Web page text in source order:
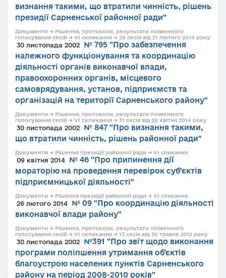
визнання такими, що втратили чинність, рішень
президії Сарненської районної ради"
Документи → Рішення, протоколи, результати поіменного
голосування сесій → VI скликання → 28 сесія від 21 лютого 2014 року
30 листопада 2002
№ 795 "Про забезпечення
належного функціонування та координацію
діяльності органів виконавчої влади,
правоохоронних органів, місцевого
самоврядування, установ, підприємств та
організацій на території Сарненського району"
Документи → Рішення, протоколи, результати поіменного
голосування сесій → VI скликання → 31 сесія від 28 квітня 2014 року
30 листопада 2002
№ 847 "Про визнання такими,
що втратили чинність, рішень районної ради"
Документи → Рішення президії районної ради → VI сликання
09 квітня 2014
№ 46 "Про припинення дії
мораторію на проведення перевірок суб’єктів
підприємницької діяльності"
Документи → Рішення президії районної ради → VI сликання
26 лютого 2014
№ 09 "Про координацію діяльності
виконавчої влади району"
Документи → Рішення, протоколи, результати поіменного
голосування сесій → VI скликання → 13 сесія від 30 травня 2012 року
30 листопада 2002
№391 "Про звіт щодо виконання
програми поліпшення утримання об'єктів
благоустрою населених пунктів Сарненського
району на період 2008-2010 років"